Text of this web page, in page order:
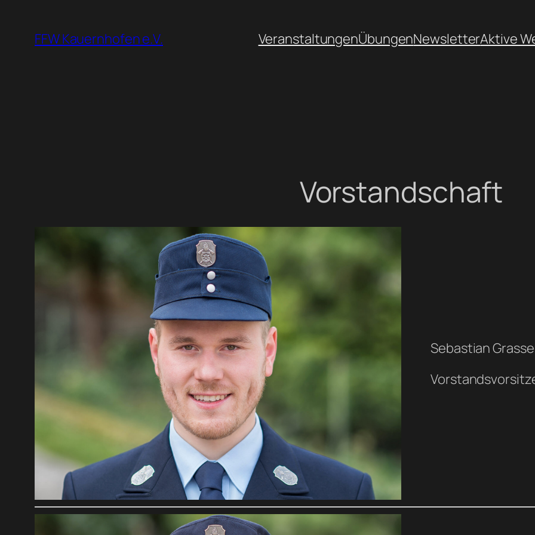
Inhalt
springen
FFW Kauernhofen e.V. VeranstaltungenÜbungenNewsletterAktive
Vorstandschaft
Sebastian